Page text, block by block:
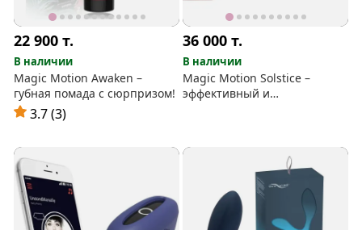
22 900т.
В наличии
Magic Motion Awaken –
губная помада с сюрпризом!
3.7 (3)
36 000т.
В наличии
Magic Motion Solstice –
эффективный и